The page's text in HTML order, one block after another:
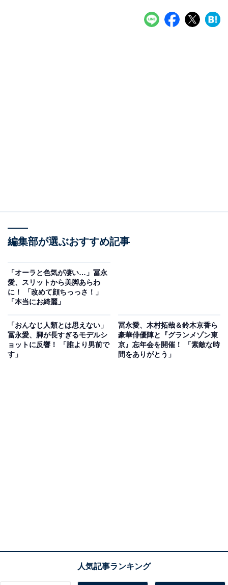
編集部が選ぶおすすめ記事
「オーラと色気が凄い…」冨永
愛、スリットから美脚あらわ
に！ 「改めて顔ちっっさ！」
「本当にお綺麗」
「おんなじ人類とは思えない」
冨永愛、脚が長すぎるモデルシ
ョットに反響！ 「誰より男前で
す」
冨永愛、木村拓哉＆鈴木京香ら
豪華俳優陣と『グランメゾン東
京』忘年会を開催！ 「素敵な時
間をありがとう」